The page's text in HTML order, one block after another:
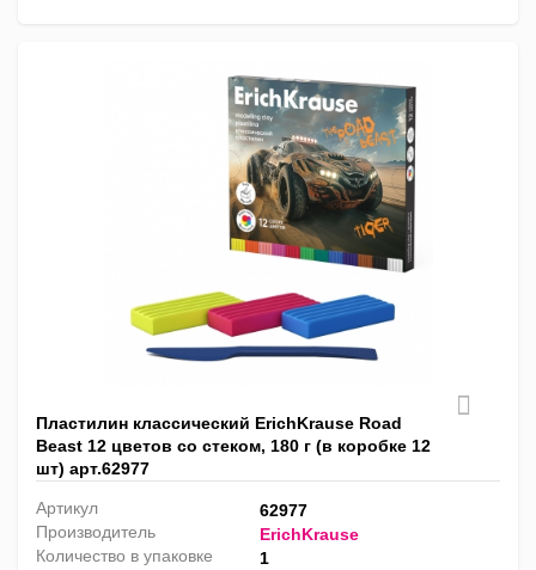
Пластилин классический ErichKrause Road
Beast 12 цветов со стеком, 180 г (в коробке 12
шт) арт.62977
Артикул
62977
Производитель
ErichKrause
Количество в упаковке
1